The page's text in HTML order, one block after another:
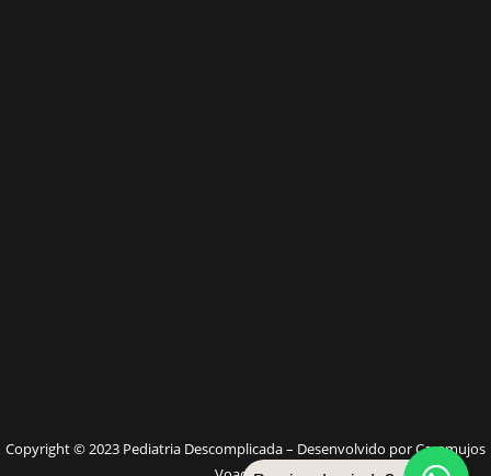
Copyright © 2023 Pediatria Descomplicada – Desenvolvido por Caramujos
W